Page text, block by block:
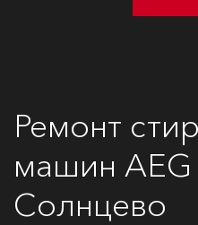
Ремонт
машин AEG
Солнцево